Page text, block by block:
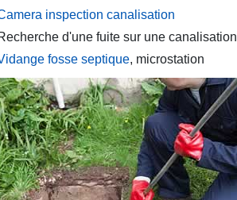
inspection canalisation
d'une fuite sur une canalisation
fosse septique, microstation